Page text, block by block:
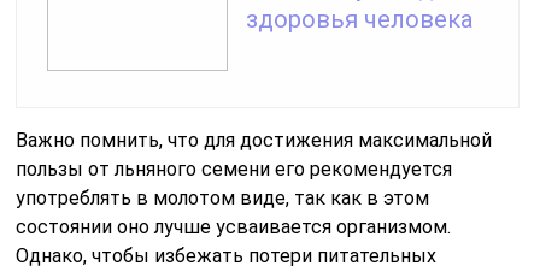
здоровья человека
Важно помнить, что для достижения максимальной
пользы от льняного семени его рекомендуется
употреблять в молотом виде, так как в этом
состоянии оно лучше усваивается организмом.
Однако, чтобы избежать потери питательных